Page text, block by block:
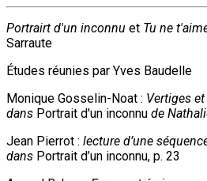
Portrairt d'un inconnu et Tu ne
Sarraute
Études réunies par Yves Baudelle
Monique Gosselin-Noat : Vertiges
dans Portrait d'un inconnu de
Jean Pierrot : lecture d’une
dans Portrait d’un inconnu, p. 23